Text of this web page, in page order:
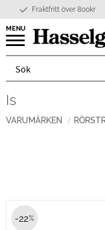
Meny
Fraktfritt över 800kr
Is
VARUMÄRKEN
22%